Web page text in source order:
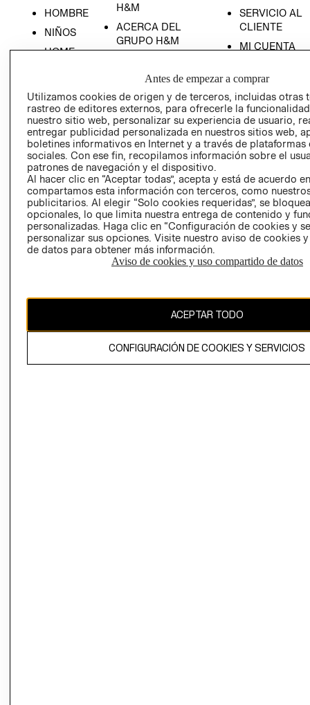
HOMBRE
NIÑOS
HOME
H&M
ACERCA DEL
GRUPO H&M
SOCIAL
PRENSA
RELACIÓN CON
INVERSIONISTAS
POLÍTICA
EMPRESARIAL
SERVICIO AL
CLIENTE
MI CUENTA
TIENDAS
- RETIRO EN
TIENDA
TÉRMINOS Y
CONDICIONES
AVISO DE
PRIVACIDAD
GIFT CARD
AVISO DE
COOKIES
CAMBIAR REGIÓN
Antes de empezar a comprar
Utilizamos cookies de origen y de terceros, incluidas otras
rastreo de editores externos, para ofrecerle la
nuestro sitio web, personalizar su experiencia de usuario,
entregar publicidad personalizada en nuestros sitios web,
boletines informativos en Internet y a través de plataformas
sociales. Con ese fin, recopilamos información sobre el
patrones de navegación y el dispositivo.
Al hacer clic en “Aceptar todas”, acepta y está de acuerdo
compartamos esta información con terceros, como
publicitarios. Al elegir “Solo cookies requeridas”, se
opcionales, lo que limita nuestra entrega de contenido y
personalizadas. Haga clic en “Configuración de cookies y
personalizar sus opciones. Visite nuestro aviso de cookies
de datos para obtener más información.
Aviso de cookies y uso compartido de datos
ACEPTAR TODO
CONFIGURACIÓN DE COOKIES Y SERVICIOS